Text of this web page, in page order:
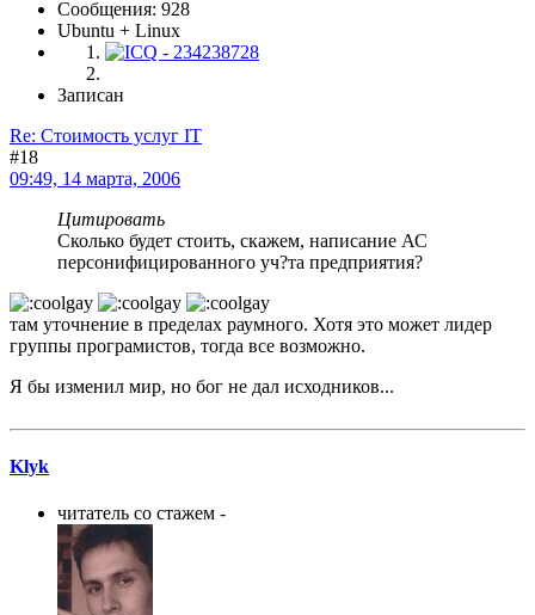
Сообщения: 928
Ubuntu + Linux
Записан
Re: Стоимость услуг IT
#18
09:49, 14 марта, 2006
Цитировать
Сколько будет стоить, скажем, написание АС
персонифицированного уч?та предприятия?
там уточнение в пределах раумного. Хотя это может лидер
группы програмистов, тогда все возможно.
Я бы изменил мир, но бог не дал исходников...
Klyk
читатель со стажем -